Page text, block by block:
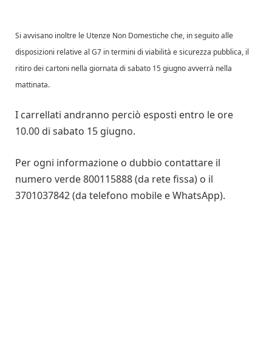
Si avvisano inoltre le Utenze Non Domestiche che, in seguito alle
disposizioni relative al G7 in termini di viabilità e sicurezza pubblica, il
ritiro dei cartoni nella giornata di sabato 15 giugno avverrà nella
mattinata.
I carrellati andranno perciò esposti entro le ore
10.00 di sabato 15 giugno.
Per ogni informazione o dubbio contattare il
numero verde 800115888 (da rete fissa) o il
3701037842 (da telefono mobile e WhatsApp).